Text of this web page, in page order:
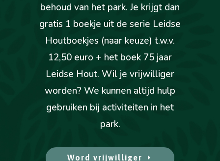
behoud van het park. Je krijgt dan
gratis 1 boekje uit de serie Leidse
Houtboekjes (naar keuze) t.w.v.
12,50 euro + het boek 75 jaar
Leidse Hout. Wil je vrijwilliger
worden? We kunnen altijd hulp
gebruiken bij activiteiten in het
park.
Word vrijwilliger